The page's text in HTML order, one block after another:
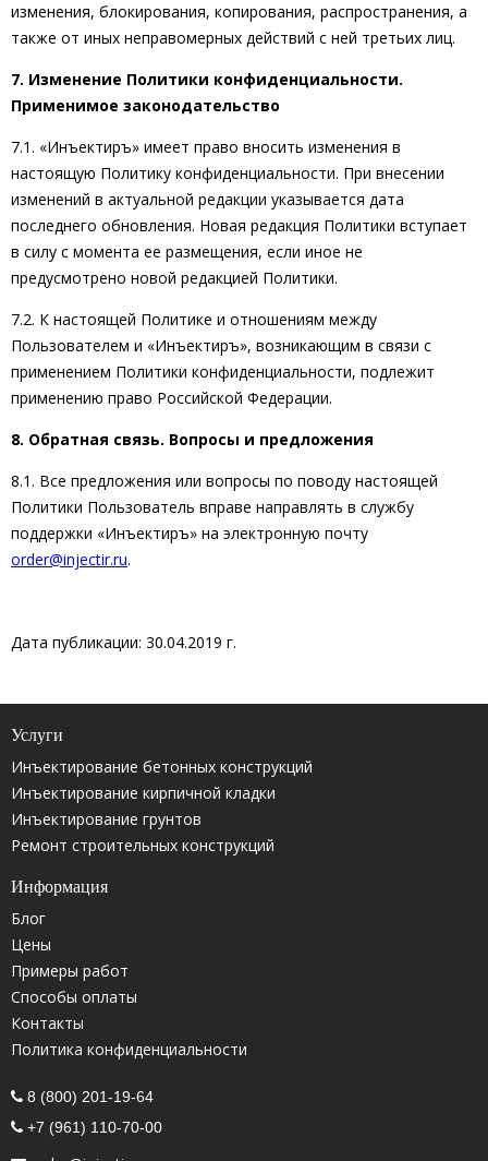
изменения, блокирования, копирования, распространения, а
также от иных неправомерных действий с ней третьих лиц.
7. Изменение Политики конфиденциальности.
Применимое законодательство
7.1. «Инъектиръ» имеет право вносить изменения в
настоящую Политику конфиденциальности. При внесении
изменений в актуальной редакции указывается дата
последнего обновления. Новая редакция Политики вступает
в силу с момента ее размещения, если иное не
предусмотрено новой редакцией Политики.
7.2. К настоящей Политике и отношениям между
Пользователем и «Инъектиръ», возникающим в связи с
применением Политики конфиденциальности, подлежит
применению право Российской Федерации.
8. Обратная связь. Вопросы и предложения
8.1. Все предложения или вопросы по поводу настоящей
Политики Пользователь вправе направлять в службу
поддержки «Инъектиръ» на электронную почту
order@injectir.ru.
Дата публикации: 30.04.2019 г.
Услуги
Инъектирование бетонных конструкций
Инъектирование кирпичной кладки
Инъектирование грунтов
Ремонт строительных конструкций
Информация
Блог
Цены
Примеры работ
Способы оплаты
Контакты
Политика конфиденциальности
8 (800) 201-19-64
+7 (961) 110-70-00